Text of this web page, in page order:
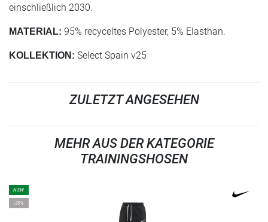
einschließlich 2030.
MATERIAL: 95% recyceltes Polyester, 5% Elasthan.
KOLLEKTION: Select Spain v25
ZULETZT ANGESEHEN
MEHR AUS DER KATEGORIE
TRAININGSHOSEN
NEW
-35%